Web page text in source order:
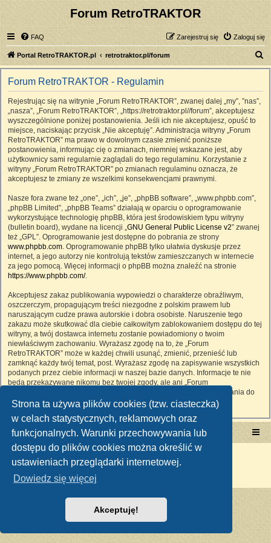
Strona ta używa plików cookies (tzw. ciasteczka)
w celach statystycznych, reklamowych oraz
funkcjonalnych. Warunki przechowywania lub
dostępu do plików cookies można określić w
ustawieniach przeglądarki internetowej.
Dowiedz się więcej
Akceptuję!
Forum RetroTRAKTOR
FAQ Zaloguj się
Zarejestruj się
Portal RetroTRAKTOR.pl retrotraktor.pl/forum
z
Forum RetroTRAKTOR - Regulamin
Rejestrując się na witrynie „Forum RetroTRAKTOR”, zwanej dalej „my”, ”nas”,
„nasza”, „Forum RetroTRAKTOR”, „https://retrotraktor.pl//forum”, akceptujesz
wyszczególnione poniżej postanowienia. Jeśli ich nie akceptujesz, opuść to
miejsce, naciskając przycisk „Nie akceptuję”. Administracja witryny „Forum
RetroTRAKTOR” ma prawo w dowolnym czasie zmienić poniższe
postanowienia, informując cię o zmianach, niemniej wskazane jest, aby
użytkownicy sami regularnie zaglądali do tego regulaminu. Korzystanie z
witryny „Forum RetroTRAKTOR” po zmianach regulaminu oznacza, że
akceptujesz te zmiany ze wszelkimi konsekwencjami prawnymi.
Nasze fora zwane też „one”, „ich”, „je”, „phpBB software”, „www.phpbb.com”,
„phpBB Limited”, „phpBB Teams” działają w oparciu o oprogramowanie
wykorzystujące technologię phpBB, która jest środowiskiem typu witryny
(bulletin board), wydane na licencji „GNU General Public License v2” zwanej
też „GPL”. Oprogramowanie jest dostępne do pobrania ze strony
www.phpbb.com. Oprogramowanie phpBB tylko ułatwia dyskusje przez
internet, a jego autorzy nie kontrolują tekstów zamieszczanych w internecie
za jego pomocą. Więcej informacji o phpBB można znaleźć na stronie
https://www.phpbb.com/.
Akceptujesz zakaz publikowania wypowiedzi o charakterze obraźliwym,
oszczerczym, propagującym treści niezgodne z polskim prawem lub
naruszającym cudze prawa autorskie i dobra osobiste. Naruszenie tego
zakazu może skutkować dla ciebie całkowitym zablokowaniem dostępu do tej
witryny, a twój dostawca internetu zostanie powiadomiony o twoim
niewłaściwym zachowaniu. Wyrażasz zgodę na to, że „Forum
RetroTRAKTOR” może w każdej chwili usunąć, zmienić, przenieść lub
zamknąć każdy twój temat, post. Wyrażasz zgodę na zapisywanie wszystkich
podanych przez ciebie informacji w naszej bazie danych. Informacje te nie
będą przekazywane nikomu bez twojej zgody, ale ani „Forum
RetroTRAKTOR”, ani phpBB nie ponosi odpowiedzialności za włamania do
witryny, podczas których może dojść do kradzieży danych.
Portal RetroTRAKTOR.pl retrotraktor.pl/forum
Technologię dostarcza
Polski pakiet językowy dostarczaphpBB.pl
Zasady ochrony danych osobowych